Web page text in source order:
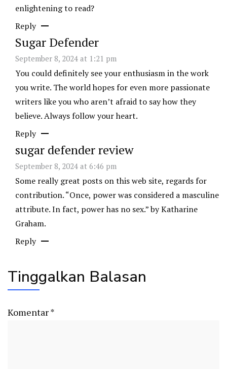
enlightening to read?
Reply
Sugar Defender
September 8, 2024 at 1:21 pm
You could definitely see your enthusiasm in the work
you write. The world hopes for even more passionate
writers like you who aren’t afraid to say how they
believe. Always follow your heart.
Reply
sugar defender review
September 8, 2024 at 6:46 pm
Some really great posts on this web site, regards for
contribution. “Once, power was considered a masculine
attribute. In fact, power has no sex.” by Katharine
Graham.
Reply
Tinggalkan Balasan
Komentar*